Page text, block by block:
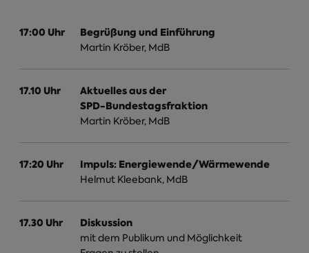
17:00 Uhr Begrüßung und Einführung
Martin Kröber, MdB
17.10 Uhr
Aktuelles aus der
SPD-Bundestagsfraktion
Martin Kröber, MdB
17:20 Uhr Impuls: Energiewende/Wärmewende
Helmut Kleebank, MdB
17.30 Uhr Diskussion
mit dem Publikum und Möglichkeit